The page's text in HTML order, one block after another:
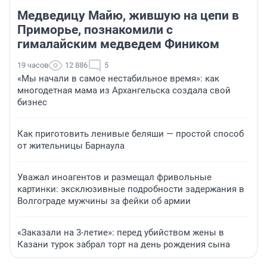
Медведицу Майю, жившую на цепи в
Приморье, познакомили с
гималайским медведем Фиником
19 часов 12 886 5
«Мы начали в самое нестабильное время»: как
многодетная мама из Архангельска создала свой
бизнес
Как приготовить ленивые беляши — простой способ
от жительницы Барнаула
Уважал иноагентов и размещал фривольные
картинки: эксклюзивные подробности задержания в
Волгограде мужчины за фейки об армии
«Заказали на 3-летие»: перед убийством жены в
Казани турок забрал торт на день рождения сына